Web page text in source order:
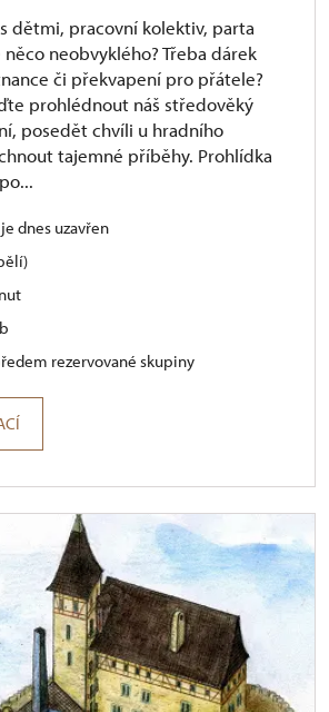
dětmi, pracovní kolektiv, parta
neobvyklého? Třeba dárek
či překvapení pro přátele?
prohlédnout náš středověký
posedět chvíli u hradního
tajemné příběhy. Prohlídka
dnes uzavřen
rezervované skupiny